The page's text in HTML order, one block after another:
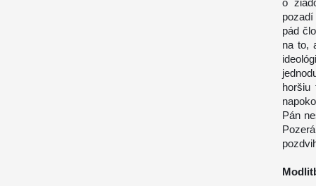
o
pád
na to,
horšiu
Pán